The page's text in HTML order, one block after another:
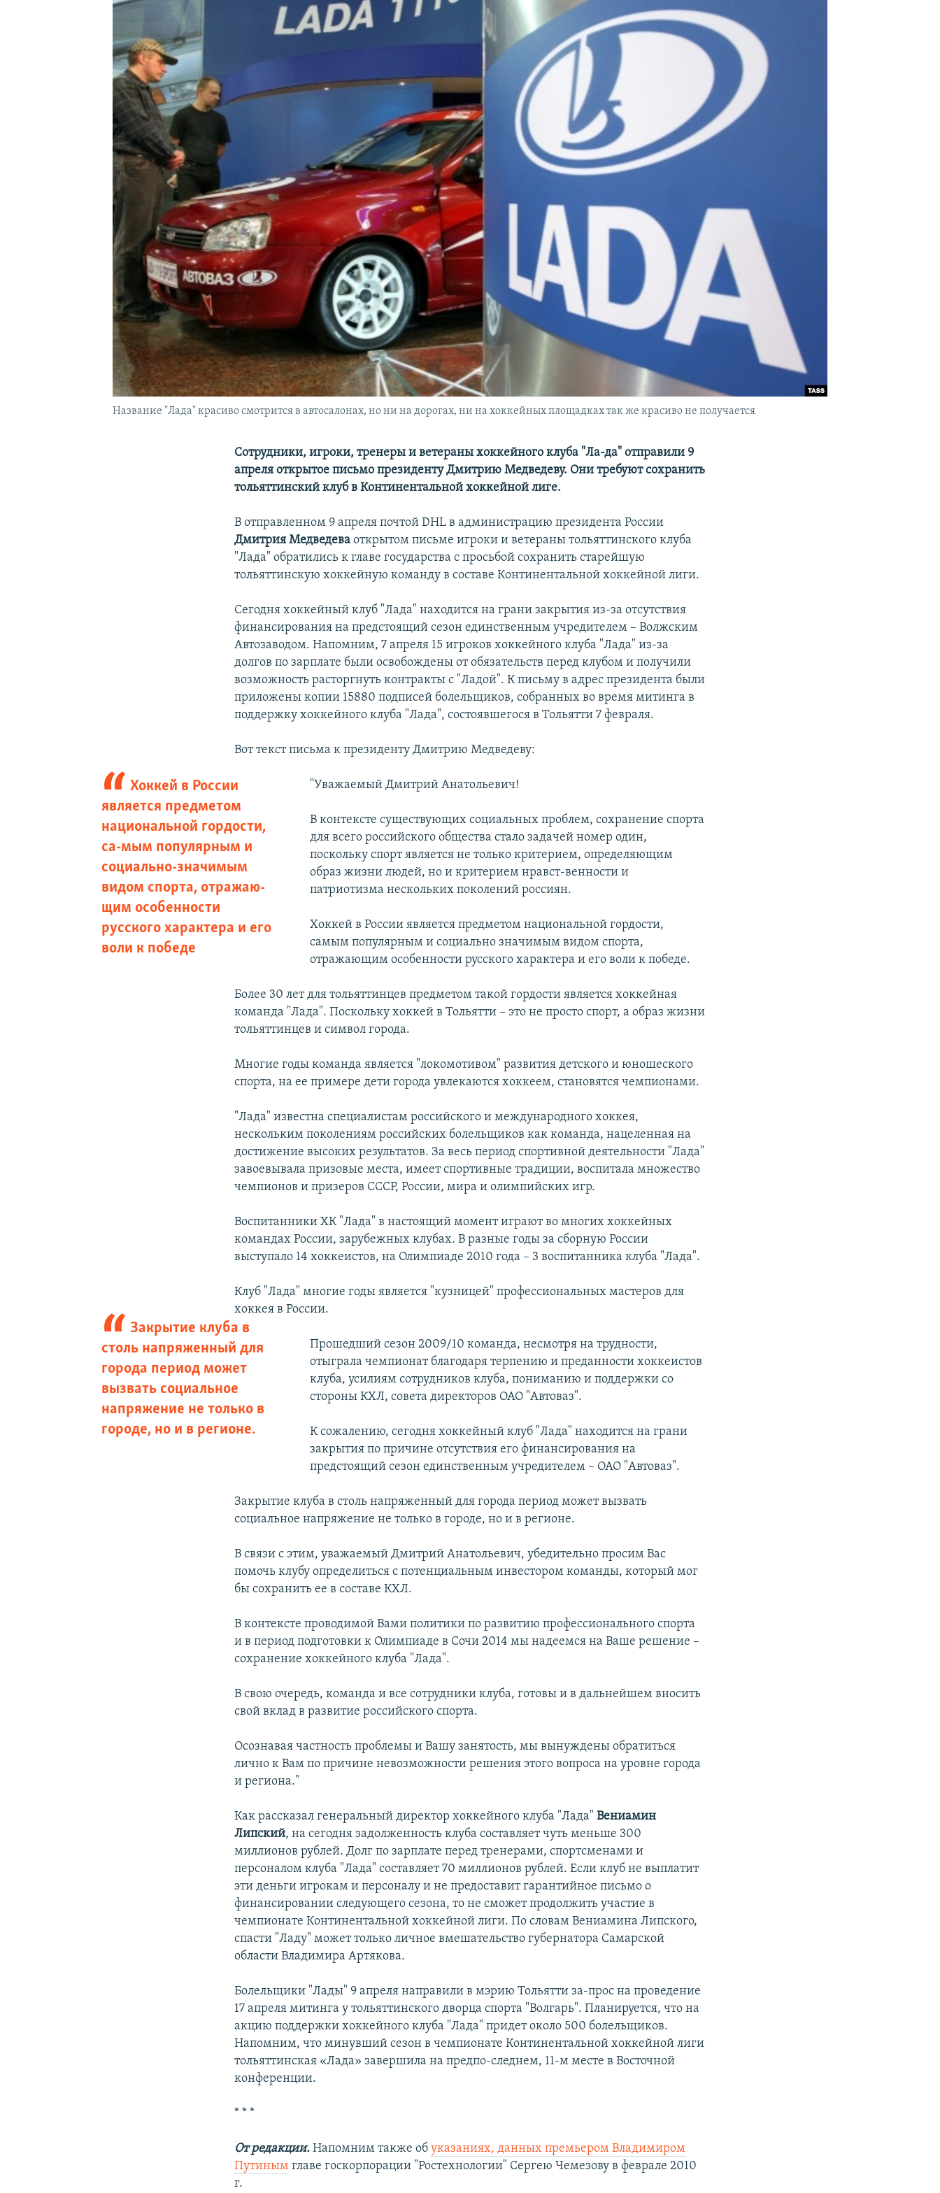
ПОДПИШИТЕСЬ НА РАССЫЛКУ
Название "Лада" красиво смотрится в автосалонах, но ни на дорогах, ни на хоккейных площадках так же красиво не получается
Cотрудники, игроки, тренеры и ветераны хоккейного клуба "Ла-да" отправили 9
апреля открытое письмо президенту Дмитрию Медведеву. Они требуют сохранить
тольяттинский клуб в Континентальной хоккейной лиге.
В отправленном 9 апреля почтой DHL в администрацию президента России
Дмитрия Медведева открытом письме игроки и ветераны тольяттинского клуба
"Лада" обратились к главе государства с просьбой сохранить старейшую
тольяттинскую хоккейную команду в составе Континентальной хоккейной лиги.
Сегодня хоккейный клуб "Лада" находится на грани закрытия из-за отсутствия
финансирования на предстоящий сезон единственным учредителем – Волжским
Автозаводом. Напомним, 7 апреля 15 игроков хоккейного клуба "Лада" из-за
долгов по зарплате были освобождены от обязательств перед клубом и получили
возможность расторгнуть контракты с "Ладой". К письму в адрес президента были
приложены копии 15880 подписей болельщиков, собранных во время митинга в
поддержку хоккейного клуба "Лада", состоявшегося в Тольятти 7 февраля.
Вот текст письма к президенту Дмитрию Медведеву:
"Уважаемый Дмитрий Анатольевич!
Хоккей в России
является предметом
национальной гордости,
са-мым популярным и
социально-значимым
видом спорта, отражаю-
щим особенности
русского характера и его
воли к победе
В контексте существующих социальных проблем, сохранение спорта
для всего российского общества стало задачей номер один,
поскольку спорт является не только критерием, определяющим
образ жизни людей, но и критерием нравст-венности и
патриотизма нескольких поколений россиян.
Хоккей в России является предметом национальной гордости,
самым популярным и социально значимым видом спорта,
отражающим особенности русского характера и его воли к победе.
Более 30 лет для тольяттинцев предметом такой гордости является хоккейная
команда "Лада". Поскольку хоккей в Тольятти – это не просто спорт, а образ жизни
тольяттинцев и символ города.
Многие годы команда является "локомотивом" развития детского и юношеского
спорта, на ее примере дети города увлекаются хоккеем, становятся чемпионами.
"Лада" известна специалистам российского и международного хоккея,
нескольким поколениям российских болельщиков как команда, нацеленная на
достижение высоких результатов. За весь период спортивной деятельности "Лада"
завоевывала призовые места, имеет спортивные традиции, воспитала множество
чемпионов и призеров СССР, России, мира и олимпийских игр.
Воспитанники ХК "Лада" в настоящий момент играют во многих хоккейных
командах России, зарубежных клубах. В разные годы за сборную России
выступало 14 хоккеистов, на Олимпиаде 2010 года – 3 воспитанника клуба "Лада".
Клуб "Лада" многие годы является "кузницей" профессиональных мастеров для
хоккея в России.
Закрытие клуба в
столь напряженный для
города период может
вызвать социальное
напряжение не только в
городе, но и в регионе.
Прошедший сезон 2009/10 команда, несмотря на трудности,
отыграла чемпионат благодаря терпению и преданности хоккеистов
клуба, усилиям сотрудников клуба, пониманию и поддержки со
стороны КХЛ, совета директоров ОАО "Автоваз".
К сожалению, сегодня хоккейный клуб "Лада" находится на грани
закрытия по причине отсутствия его финансирования на
предстоящий сезон единственным учредителем – ОАО "Автоваз".
Закрытие клуба в столь напряженный для города период может вызвать
социальное напряжение не только в городе, но и в регионе.
В связи с этим, уважаемый Дмитрий Анатольевич, убедительно просим Вас
помочь клубу определиться с потенциальным инвестором команды, который мог
бы сохранить ее в составе КХЛ.
В контексте проводимой Вами политики по развитию профессионального спорта
и в период подготовки к Олимпиаде в Сочи 2014 мы надеемся на Ваше решение –
сохранение хоккейного клуба "Лада".
В свою очередь, команда и все сотрудники клуба, готовы и в дальнейшем вносить
свой вклад в развитие российского спорта.
Осознавая частность проблемы и Вашу занятость, мы вынуждены обратиться
лично к Вам по причине невозможности решения этого вопроса на уровне города
и региона."
Как рассказал генеральный директор хоккейного клуба "Лада"Вениамин
Липский, на сегодня задолженность клуба составляет чуть меньше 300
миллионов рублей. Долг по зарплате перед тренерами, спортсменами и
персоналом клуба "Лада" составляет 70 миллионов рублей. Если клуб не выплатит
эти деньги игрокам и персоналу и не предоставит гарантийное письмо о
финансировании следующего сезона, то не сможет продолжить участие в
чемпионате Континентальной хоккейной лиги. По словам Вениамина Липского,
спасти "Ладу" может только личное вмешательство губернатора Самарской
области Владимира Артякова.
Болельщики "Лады" 9 апреля направили в мэрию Тольятти за-прос на проведение
17 апреля митинга у тольяттинского дворца спорта "Волгарь". Планируется, что на
акцию поддержки хоккейного клуба "Лада" придет около 500 болельщиков.
Напомним, что минувший сезон в чемпионате Континентальной хоккейной лиги
тольяттинская «Лада» завершила на предпо-следнем, 11-м месте в Восточной
конференции.
* * *
От редакции. Напомним также обуказаниях, данных премьером Владимиром
Путиным главе госкорпорации "Ростехнологии" Сергею Чемезову в феврале 2010
г.